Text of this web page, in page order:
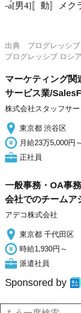
-а́[男4]〚動〛メク
出典 プログレッシ
プログレッシブ ロシ
マーケティング関
サービス業/
株式会社スタッフサー
東京都 渋谷区
月給23万5,000円
正社員
一般事務・OA事
会社でのチームア
アデコ株式会社
東京都 千代田区
時給1,930円～
派遣社員
Sponsored by